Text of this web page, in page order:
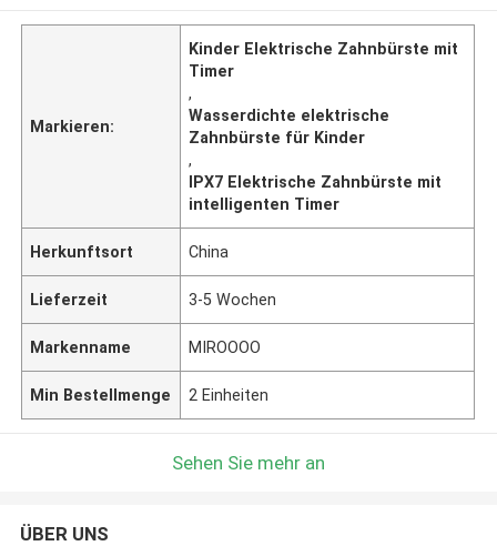
Markieren:
Kinder Elektrische Zahnbürste mit
Timer
,
Wasserdichte elektrische
Zahnbürste für Kinder
,
IPX7 Elektrische Zahnbürste mit
intelligenten Timer
Herkunftsort China
Lieferzeit 3-5 Wochen
Markenname MIROOOO
Min Bestellmenge 2 Einheiten
Sehen Sie mehr an
ÜBER UNS